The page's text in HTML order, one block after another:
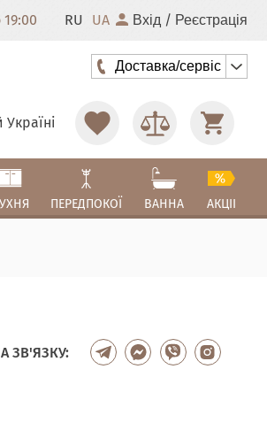
RU UA Вхід / Реєстрація
Доставка/сервіс
Україні
ПЕРЕДПОКОЇ ВАННА АКЦІІ
ЗВ'ЯЗКУ: